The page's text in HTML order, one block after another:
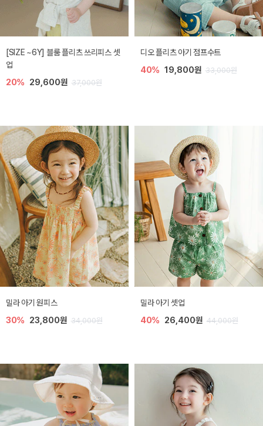
[SIZE ~6Y] 블룸 플리츠 쓰리피스 셋
업
20% 29,600원 37,000원
디오 플리츠 아기 점프수트
40% 19,800원 33,000원
밀라 아기 원피스
30% 23,800원 34,000원
밀라 아기 셋업
40% 26,400원 44,000원